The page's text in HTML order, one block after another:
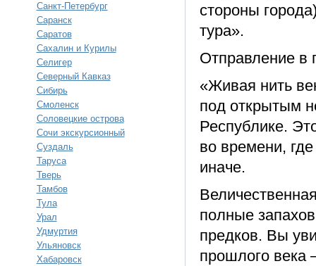
Санкт-Петербург
Саранск
Саратов
Сахалин и Курилы
Селигер
Северный Кавказ
Сибирь
Смоленск
Соловецкие острова
Сочи экскурсионный
Суздаль
Таруса
Тверь
Тамбов
Тула
Урал
Удмуртия
Ульяновск
Хабаровск
стороны
тура».
Отправление в
«Живая нить
под открытым
Республике.
во времени,
иначе.
полные
предков. Вы
прошлого